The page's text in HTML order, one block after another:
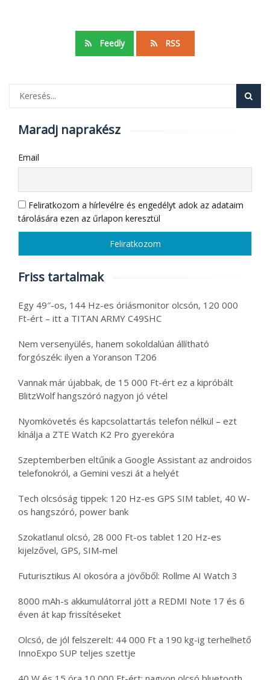
Feedly RSS
Maradj naprakész
Email
Feliratkozom a hírlevélre és engedélyt adok az adataim
tárolására ezen az űrlapon keresztül
Friss tartalmak
Egy 49″-os, 144 Hz-es óriásmonitor olcsón, 120 000
Ft-ért – itt a TITAN ARMY C49SHC
Nem versenyülés, hanem sokoldalúan állítható
forgószék: ilyen a Yoranson T206
Vannak már újabbak, de 15 000 Ft-ért ez a kipróbált
BlitzWolf hangszóró nagyon jó vétel
Nyomkövetés és kapcsolattartás telefon nélkül – ezt
kínálja a ZTE Watch K2 Pro gyerekóra
Szeptemberben eltűnik a Google Assistant az androidos
telefonokról, a Gemini veszi át a helyét
Tech olcsóság tippek: 120 Hz-es GPS SIM tablet, 40 W-
os hangszóró, power bank
Szokatlanul olcsó, 28 000 Ft-os tablet 120 Hz-es
kijelzővel, GPS, SIM-mel
Futurisztikus AI okosóra a jövőből: Rollme AI Watch 3
8000 mAh-s akkumulátorral jött a REDMI Note 17 és 6
éven át kap frissítéseket
Olcsó, de jól felszerelt: 44 000 Ft a 190 kg-ig terhelhető
InnoExpo SUP teljes szettje